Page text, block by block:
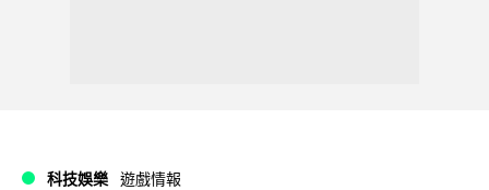
科技娛樂 遊戲情報